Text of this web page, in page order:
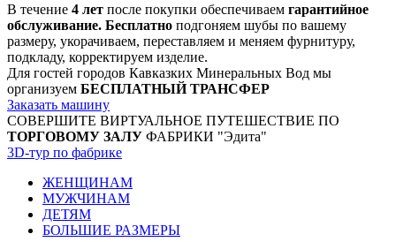
В течение 4 лет после покупки обеспечиваем гарантийное
обслуживание. Бесплатно подгоняем шубы по вашему
размеру, укорачиваем, переставляем и меняем фурнитуру,
подкладу, корректируем изделие.
Для гостей городов Кавказких Минеральных Вод мы
организуем БЕСПЛАТНЫЙ ТРАНСФЕР
Заказать машину
СОВЕРШИТЕ ВИРТУАЛЬНОЕ ПУТЕШЕСТВИЕ ПО
ТОРГОВОМУ ЗАЛУ ФАБРИКИ "Эдита"
3D-тур по фабрике
ЖЕНЩИНАМ
МУЖЧИНАМ
ДЕТЯМ
БОЛЬШИЕ РАЗМЕРЫ